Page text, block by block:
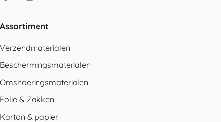
Assortiment
Verzendmaterialen
Beschermingsmaterialen
Omsnoeringsmaterialen
Folie & Zakken
Karton & papier